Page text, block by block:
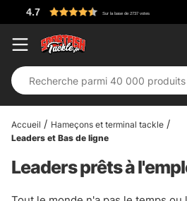
Accueil
Hameçons et terminal tackle
Leaders et Bas de ligne
Leaders prêts à